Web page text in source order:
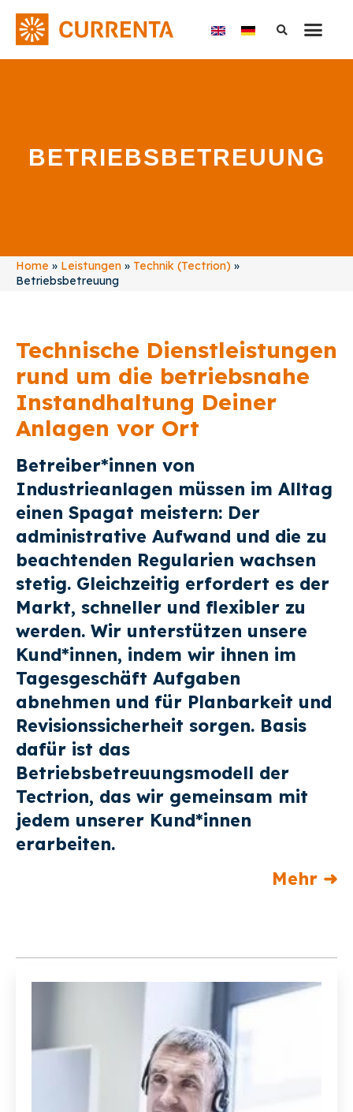
BETRIEBSBETREUUNG
Home » Leistungen » Technik (Tectrion) »
Betriebsbetreuung
Technische Dienstleistungen
rund um die betriebsnahe
Instandhaltung Deiner
Anlagen vor Ort
Betreiber*innen von
Industrieanlagen müssen im Alltag
einen Spagat meistern: Der
administrative Aufwand und die zu
beachtenden Regularien wachsen
stetig. Gleichzeitig erfordert es der
Markt, schneller und flexibler zu
werden. Wir unterstützen unsere
Kund*innen, indem wir ihnen im
Tagesgeschäft Aufgaben
abnehmen und für Planbarkeit und
Revisionssicherheit sorgen. Basis
dafür ist das
Betriebsbetreuungsmodell der
Tectrion, das wir gemeinsam mit
jedem unserer Kund*innen
erarbeiten.
Mehr ➜